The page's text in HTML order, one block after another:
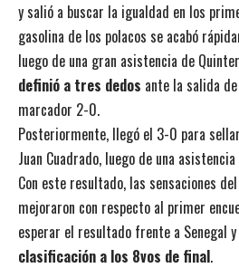
y salió a buscar la igualdad en los
gasolina de los polacos se acabó
luego de una gran asistencia de
definió a tres dedos ante la salida
marcador 2-0.
Posteriormente, llegó el 3-0 para
Juan Cuadrado, luego de una
Con este resultado, las sensaciones
mejoraron con respecto al primer
esperar el resultado frente a Senegal
clasificación a los 8vos de final.